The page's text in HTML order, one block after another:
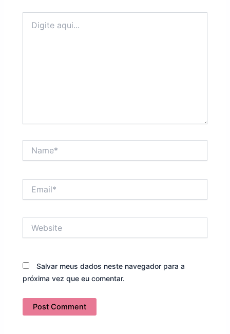
aqui...
Salvar meus dados neste navegador para a
próxima vez que eu comentar.